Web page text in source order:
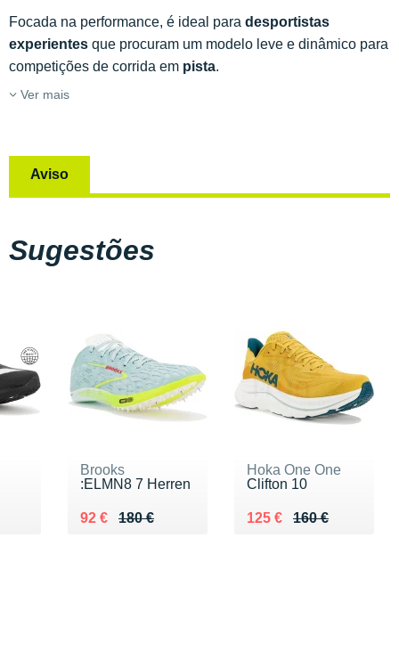
Focada na performance, é ideal para desportistas
experientes que procuram um modelo leve e dinâmico para
competições de corrida em pista.
Ver mais
Aviso
Sugestões
Brooks
:ELMN8 7 Herren
180 €
Au lieu de 180 €
92 €
Vendu 92 €
Hoka One One
Clifton 10
160 €
Au lieu de 160 €
125 €
Vendu 125 €